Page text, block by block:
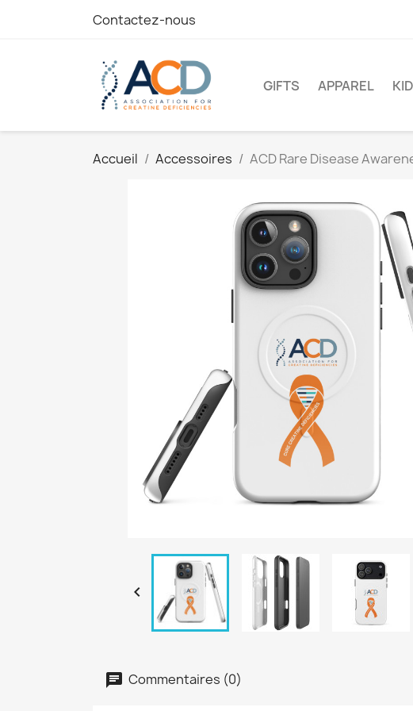
Contactez-nous
GIFTS APPAREL
Accueil Accessoires ACD Rare Disease

Commentaires (0)